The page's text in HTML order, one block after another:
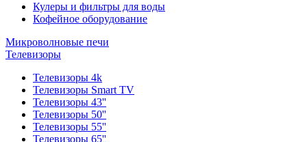
Кулеры и фильтры для воды
Кофейное оборудование
Микроволновые печи
Телевизоры
Телевизоры 4k
Телевизоры Smart TV
Телевизоры 43''
Телевизоры 50''
Телевизоры 55''
Телевизоры 65''